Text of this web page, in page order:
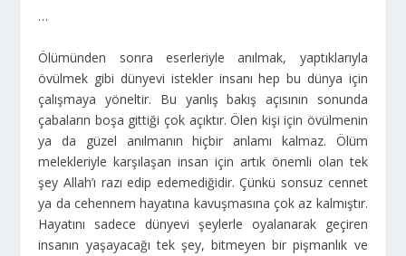
…
Ölümünden sonra eserleriyle anılmak, yaptıklarıyla
övülmek gibi dünyevi istekler insanı hep bu dünya için
çalışmaya yöneltir. Bu yanlış bakış açısının sonunda
çabaların boşa gittiği çok açıktır. Ölen kişi için övülmenin
ya da güzel anılmanın hiçbir anlamı kalmaz. Ölüm
melekleriyle karşılaşan insan için artık önemli olan tek
şey Allah’ı razı edip edemediğidir. Çünkü sonsuz cennet
ya da cehennem hayatına kavuşmasına çok az kalmıştır.
Hayatını sadece dünyevi şeylerle oyalanarak geçiren
insanın yaşayacağı tek şey, bitmeyen bir pişmanlık ve